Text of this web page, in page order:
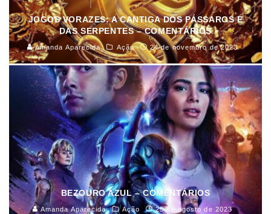
JOGOS VORAZES: A CANTIGA DOS PÁSSAROS E
DAS SERPENTES – COMENTÁRIOS
Amanda Aparecida Ação 24 de novembro de 2023
BEZOURO AZUL – COMENTÁRIOS
Amanda Aparecida Ação 25 de agosto de 2023